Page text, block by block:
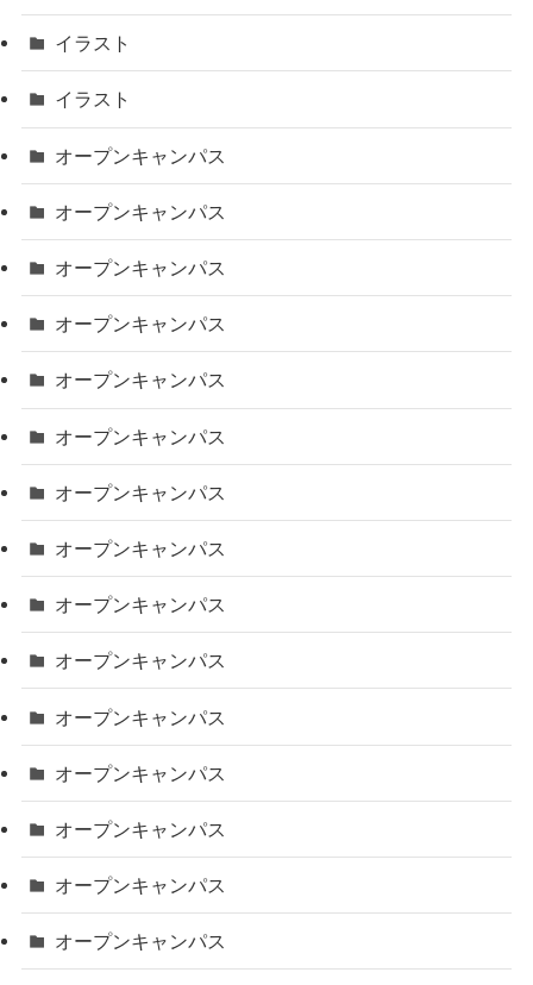
イラスト
イラスト
オープンキャンパス
オープンキャンパス
オープンキャンパス
オープンキャンパス
オープンキャンパス
オープンキャンパス
オープンキャンパス
オープンキャンパス
オープンキャンパス
オープンキャンパス
オープンキャンパス
オープンキャンパス
オープンキャンパス
オープンキャンパス
オープンキャンパス